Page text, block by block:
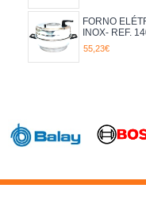
FORNO
INOX- REF.
55,23€